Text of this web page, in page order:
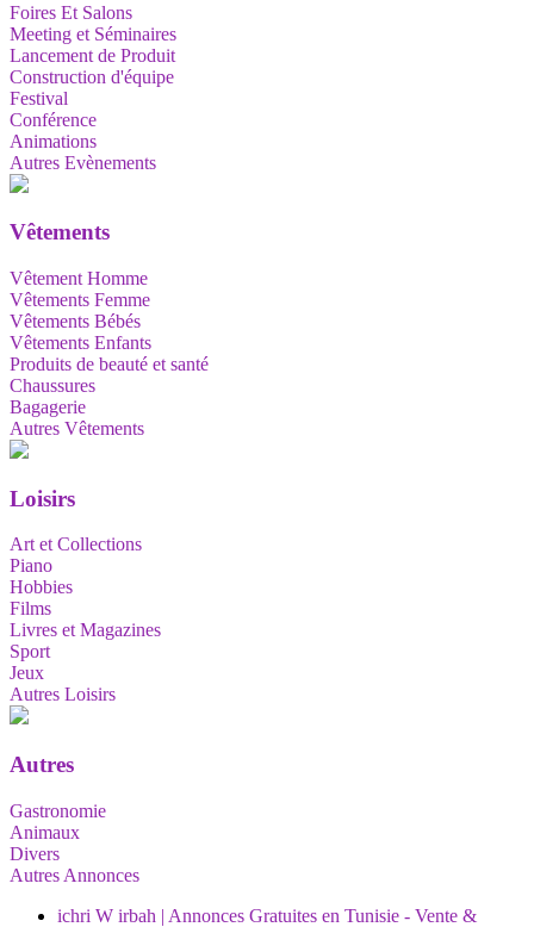
Foires Et Salons
Meeting et Séminaires
Lancement de Produit
Construction d'équipe
Festival
Conférence
Animations
Autres Evènements
Vêtements
Vêtement Homme
Vêtements Femme
Vêtements Bébés
Vêtements Enfants
Produits de beauté et santé
Chaussures
Bagagerie
Autres Vêtements
Loisirs
Art et Collections
Piano
Hobbies
Films
Livres et Magazines
Sport
Jeux
Autres Loisirs
Autres
Gastronomie
Animaux
Divers
Autres Annonces
ichri W irbah | Annonces Gratuites en Tunisie - Vente &